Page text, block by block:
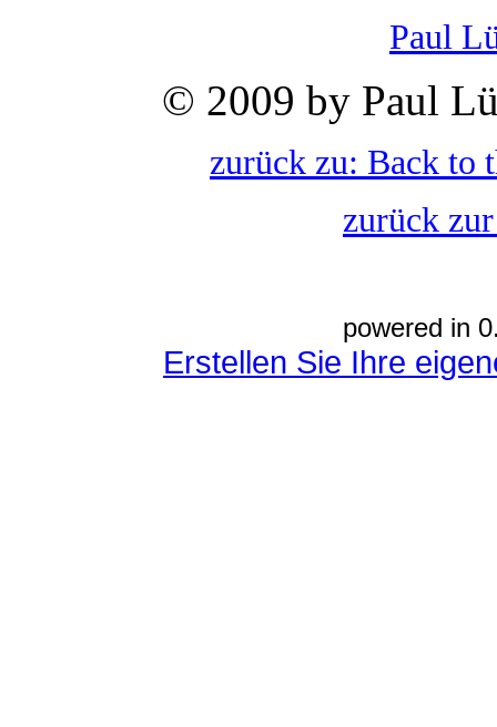
Paul
© 2009 by Paul
zurück zu: Back to
zurück
powered in
Erstellen Sie Ihre